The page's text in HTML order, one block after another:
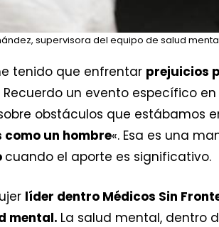
supervisora del equipo de salud
tenido que enfrentar prejuicios
Recuerdo un evento específico
obstáculos que estábamos
como un hombre«. Esa es una
cuando el aporte es significativo.
líder dentro Médicos Sin
mental. La salud mental, dentro